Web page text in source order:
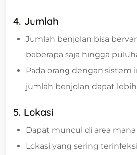
4. Jumlah
Jumlah benjolan bisa
beberapa saja hingga
Pada orang dengan sistem
jumlah benjolan dapat
5. Lokasi
Dapat muncul di area
Lokasi yang sering